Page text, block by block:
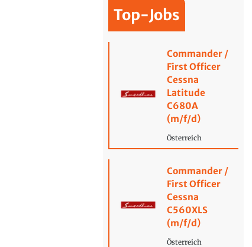
Top-Jobs
Commander /
First Officer
Cessna
Latitude
C680A
(m/f/d)
Österreich
Commander /
First Officer
Cessna
C560XLS
(m/f/d)
Österreich